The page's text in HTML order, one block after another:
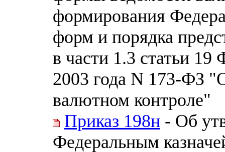
формирования
форм и порядка
в части 1.3 статьи 19
2003 года N 173-ФЗ
валютном контроле"
Приказ 198н - Об
Федеральным